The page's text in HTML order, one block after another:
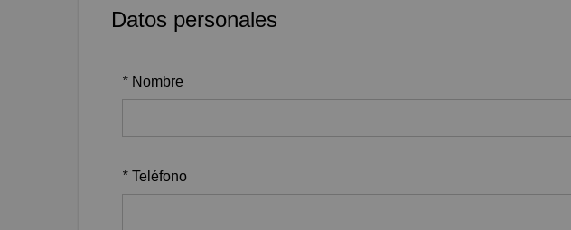
Datos personales
* Nombre
* Teléfono